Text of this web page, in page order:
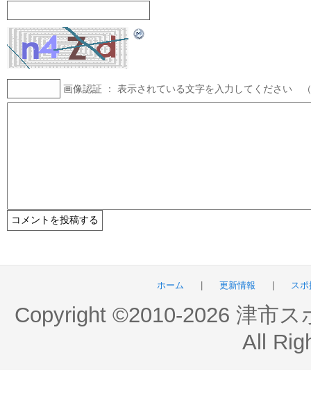
画像認証 ： 表示されている文字を入力してください
ホーム 更新情報 ス
Copyright ©2010-2026 津市
All